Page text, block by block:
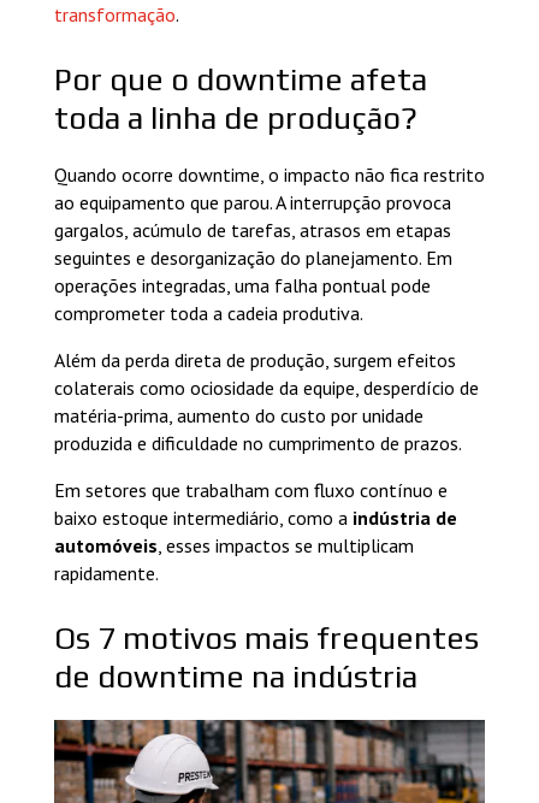
transformação.
Por que o downtime afeta
toda a linha de produção?
Quando ocorre downtime, o impacto não fica restrito
ao equipamento que parou. A interrupção provoca
gargalos, acúmulo de tarefas, atrasos em etapas
seguintes e desorganização do planejamento. Em
operações integradas, uma falha pontual pode
comprometer toda a cadeia produtiva.
Além da perda direta de produção, surgem efeitos
colaterais como ociosidade da equipe, desperdício de
matéria-prima, aumento do custo por unidade
produzida e dificuldade no cumprimento de prazos.
Em setores que trabalham com fluxo contínuo e
baixo estoque intermediário, como a indústria de
automóveis, esses impactos se multiplicam
rapidamente.
Os 7 motivos mais frequentes
de downtime na indústria